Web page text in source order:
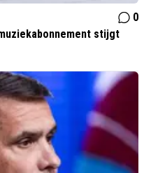
0
stijgt